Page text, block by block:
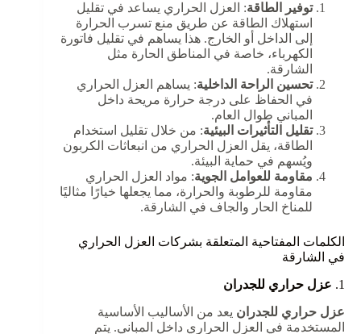
توفير الطاقة: العزل الحراري يساعد في تقليل
استهلاك الطاقة عن طريق منع تسرب الحرارة
إلى الداخل أو الخارج. هذا يساهم في تقليل فاتورة
الكهرباء، خاصة في المناطق الحارة مثل
الشارقة.
تحسين الراحة الداخلية: يساهم العزل الحراري
في الحفاظ على درجة حرارة مريحة داخل
المباني طوال العام.
تقليل التأثيرات البيئية: من خلال تقليل استخدام
الطاقة، يقل العزل الحراري من انبعاثات الكربون
ويُسهم في حماية البيئة.
مقاومة للعوامل الجوية: مواد العزل الحراري
مقاومة للرطوبة والحرارة، مما يجعلها خيارًا مثاليًا
للمناخ الحار والجاف في الشارقة.
الكلمات المفتاحية المتعلقة بشركات العزل الحراري
في الشارقة
1. عزل حراري للجدران
عزل حراري للجدران يعد من الأساليب الأساسية
المستخدمة في العزل الحراري داخل المباني. يتم